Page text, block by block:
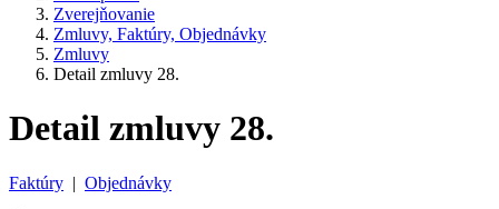
Zverejňovanie
Zmluvy, Faktúry, Objednávky
Zmluvy
Detail zmluvy 28.
Detail zmluvy 28.
Faktúry | Objednávky